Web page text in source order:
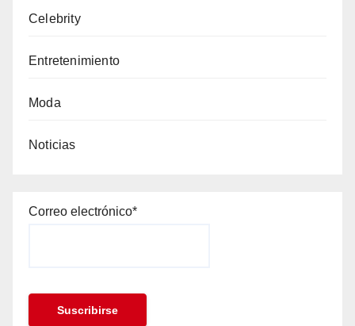
Celebrity
Entretenimiento
Moda
Noticias
Correo electrónico*